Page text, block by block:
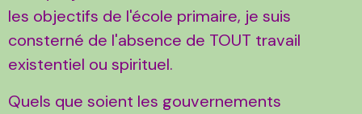
les objectifs de l'école primaire, je suis
consterné de l'absence de TOUT travail
existentiel ou spirituel.
Quels que soient les gouvernements